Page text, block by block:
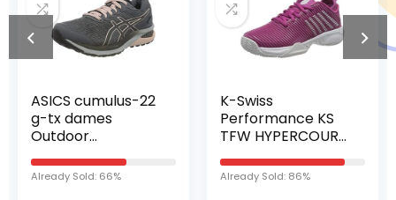
ASICS cumulus-22
g-tx dames
Outdoor
hardloopschoen
Already Sold: 66%
K-Swiss
Performance KS
TFW HYPERCOURT
SUPREME HB-
CACTSFLWR/NMBS
CLD/WHT dames
Already Sold: 86%